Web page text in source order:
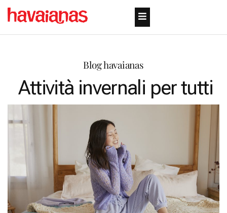
Blog havaianas
Attività invernali per tutti